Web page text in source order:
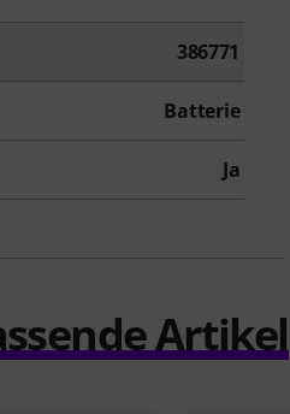
386771
Batterie
Ja
Artikel